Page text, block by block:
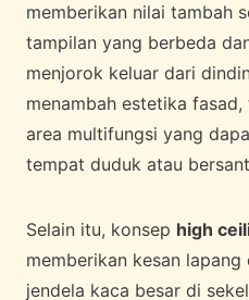
memberikan nilai tambah
tampilan yang berbeda
menjorok keluar dari
menambah estetika
area multifungsi yang
tempat duduk atau
Selain itu, konsep high
memberikan kesan lapang
jendela kaca besar di